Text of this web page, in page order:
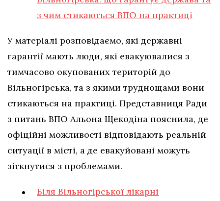
з чим стикаються ВПО на практиці
У матеріалі розповідаємо, які державні
гарантії мають люди, які евакуювалися з
тимчасово окупованих територій до
Вільногірська, та з якими труднощами вони
стикаються на практиці. Представниця Ради
з питань ВПО Альона Щекодіна пояснила, де
офіційні можливості відповідають реальній
ситуації в місті, а де евакуйовані можуть
зіткнутися з проблемами.
Біля Вільногірської лікарні